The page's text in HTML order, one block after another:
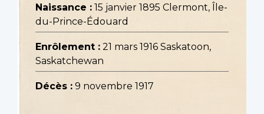
Naissance : 15 janvier 1895 Clermont, Île-
du-Prince-Édouard
Enrôlement : 21 mars 1916 Saskatoon,
Saskatchewan
Décès : 9 novembre 1917